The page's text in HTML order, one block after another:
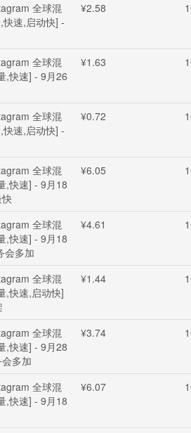
全球混
速,启动快] -
¥2.58
全球混
,快速] - 9月26
¥1.63
全球混
速,启动快] -
¥0.72
全球混
,快速] - 9月18
¥6.05
全球混
,快速] - 9月18
会多加
¥4.61
全球混
,快速,启动快]
¥1.44
全球混
,快速] - 9月28
多加
¥3.74
全球混
,快速] - 9月18
¥6.07